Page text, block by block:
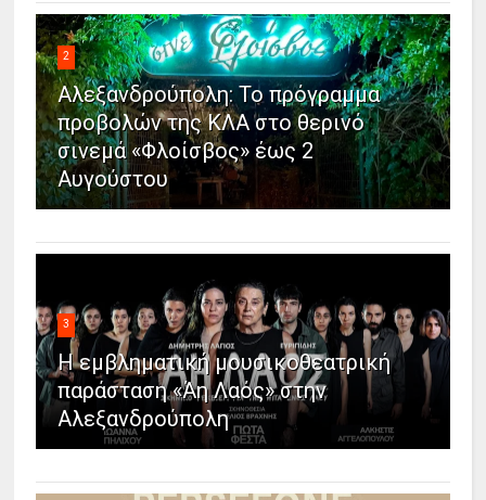
2
Αλεξανδρούπολη: Το πρόγραμμα
προβολών της ΚΛΑ στο θερινό
σινεμά «Φλοίσβος» έως 2
Αυγούστου
3
Η εμβληματική μουσικοθεατρική
παράσταση «Άη Λαός» στην
Αλεξανδρούπολη